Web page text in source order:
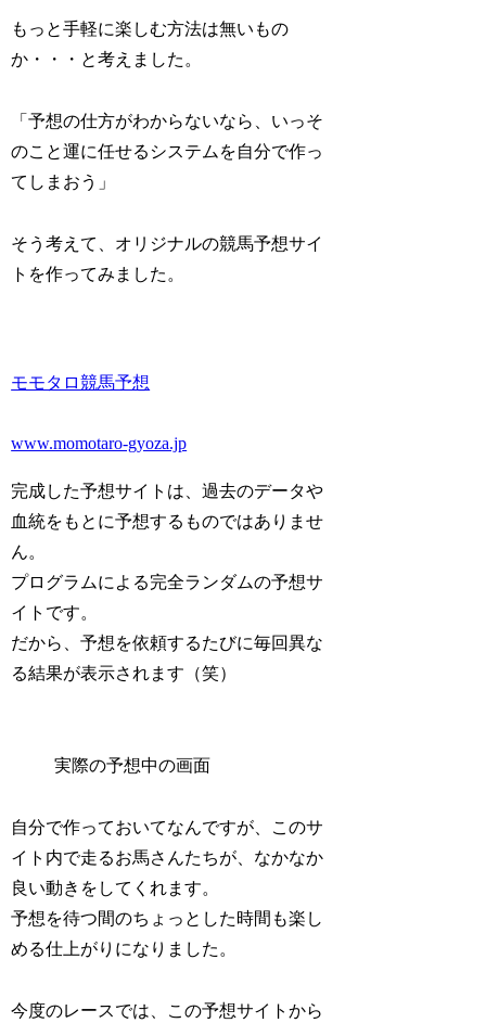
もっと手軽に楽しむ方法は無いもの
か・・・と考えました。
「予想の仕方がわからないなら、いっそ
のこと運に任せるシステムを自分で作っ
てしまおう」
そう考えて、オリジナルの競馬予想サイ
トを作ってみました。
モモタロ競馬予想
www.momotaro-gyoza.jp
完成した予想サイトは、過去のデータや
血統をもとに予想するものではありませ
ん。
プログラムによる完全ランダムの予想サ
イトです。
だから、予想を依頼するたびに毎回異な
る結果が表示されます（笑）
実際の予想中の画面
自分で作っておいてなんですが、このサ
イト内で走るお馬さんたちが、なかなか
良い動きをしてくれます。
予想を待つ間のちょっとした時間も楽し
める仕上がりになりました。
今度のレースでは、この予想サイトから